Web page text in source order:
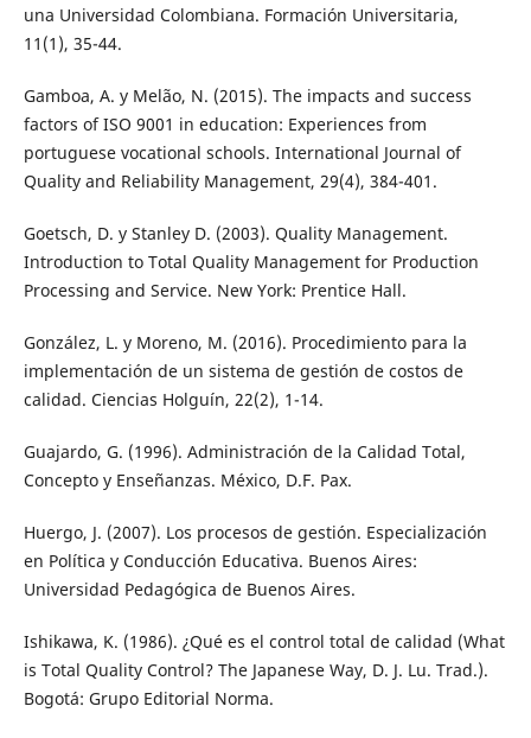
una Universidad Colombiana. Formación Universitaria,
11(1), 35-44.
Gamboa, A. y Melão, N. (2015). The impacts and success
factors of ISO 9001 in education: Experiences from
portuguese vocational schools. International Journal of
Quality and Reliability Management, 29(4), 384-401.
Goetsch, D. y Stanley D. (2003). Quality Management.
Introduction to Total Quality Management for Production
Processing and Service. New York: Prentice Hall.
González, L. y Moreno, M. (2016). Procedimiento para la
implementación de un sistema de gestión de costos de
calidad. Ciencias Holguín, 22(2), 1-14.
Guajardo, G. (1996). Administración de la Calidad Total,
Concepto y Enseñanzas. México, D.F. Pax.
Huergo, J. (2007). Los procesos de gestión. Especialización
en Política y Conducción Educativa. Buenos Aires:
Universidad Pedagógica de Buenos Aires.
Ishikawa, K. (1986). ¿Qué es el control total de calidad (What
is Total Quality Control? The Japanese Way, D. J. Lu. Trad.).
Bogotá: Grupo Editorial Norma.